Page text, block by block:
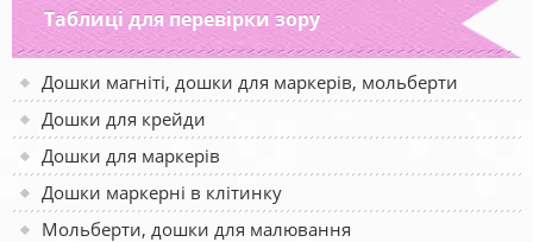
Таблиці для перевірки зору
Дошки магніті, дошки для маркерів, мольберти
Дошки для крейди
Дошки для маркерів
Дошки маркерні в клітинку
Мольберти, дошки для малювання